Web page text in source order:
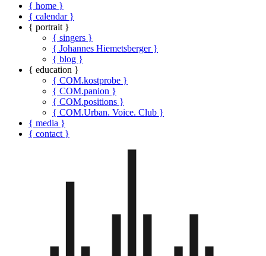
{ home }
{ calendar }
{ portrait }
{ singers }
{ Johannes Hiemetsberger }
{ blog }
{ education }
{ COM.kostprobe }
{ COM.panion }
{ COM.positions }
{ COM.Urban. Voice. Club }
{ media }
{ contact }